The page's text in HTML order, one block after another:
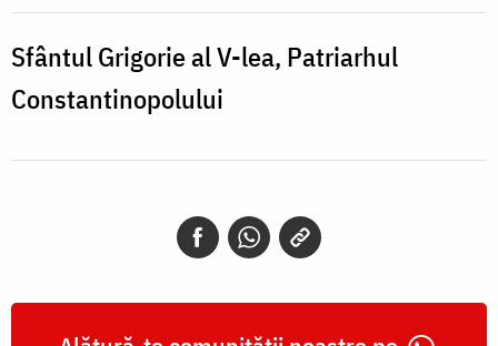
V-
lea,
Patriarhul
Sfântul Grigorie al V-lea, Patriarhul
Constantinopolului